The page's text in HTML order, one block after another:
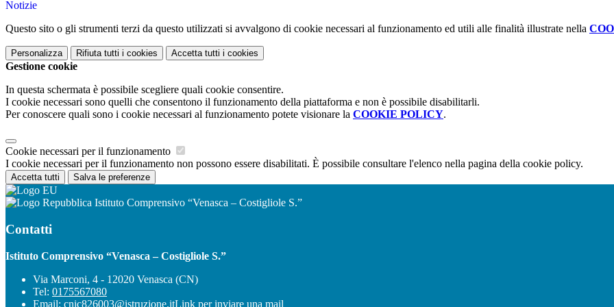
Notizie
Questo sito o gli strumenti terzi da questo utilizzati si avvalgono di cookie necessari al funzionamento ed utili alle finalità illustrate nella
Personalizza Rifiuta tutti i cookies Accetta tutti i cookies
Gestione cookie
In questa schermata è possibile scegliere quali cookie consentire.
I cookie necessari sono quelli che consentono il funzionamento della piattaforma e non è possibile disabilitarli.
Per conoscere quali sono i cookie necessari al funzionamento potete visionare la COOKIE POLICY.
Cookie necessari per il funzionamento
I cookie necessari per il funzionamento non possono essere disabilitati. È possibile consultare l'elenco nella pagina della cookie policy.
Accetta tutti Salva le preferenze
Istituto Comprensivo “Venasca – Costigliole S.”
Contatti
Istituto Comprensivo “Venasca – Costigliole S.”
Via Marconi, 4 - 12020 Venasca (CN)
Tel: 0175567080
Email: cnic826003@istruzione.itLink per inviare una mail